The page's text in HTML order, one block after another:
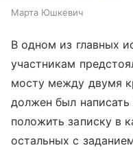
Марта Юшкевич
В одном из главных
участникам
мосту между двумя
должен был
положить записку в
остальных с